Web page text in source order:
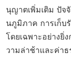
นุญาตเพิ่มเติม ปัจ
นภูมิภาค การเก็บ
โดยเฉพาะอย่างยิ่
วามล่าช้าและค่าธ